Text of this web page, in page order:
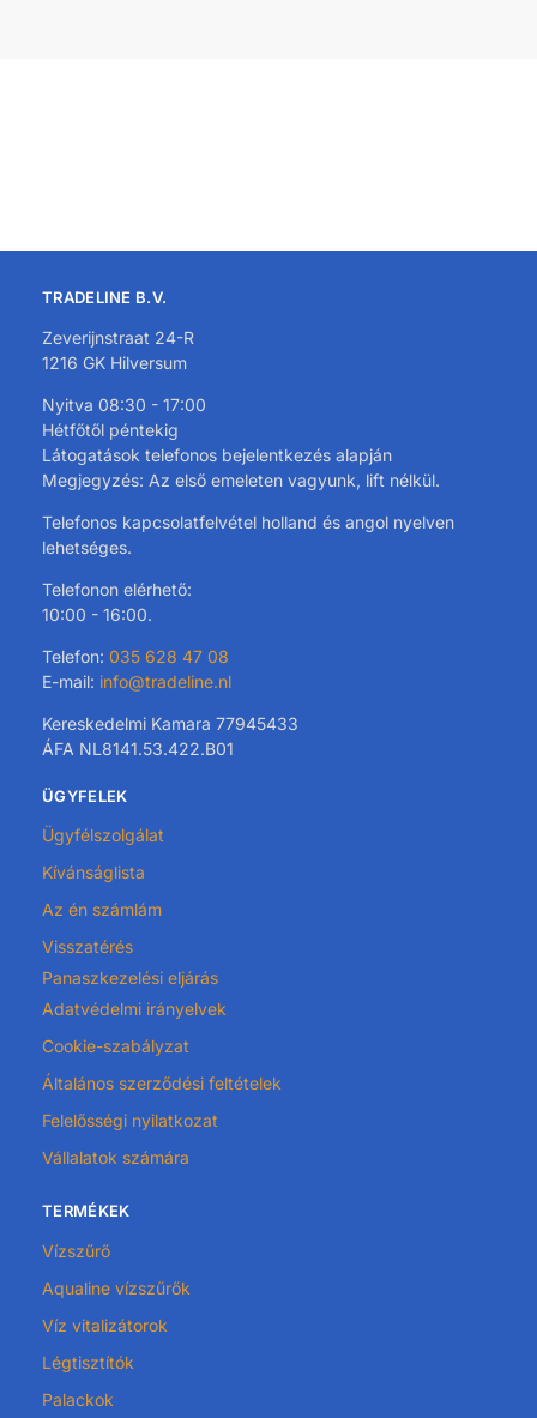
TRADELINE B.V.
Zeverijnstraat 24-R
1216 GK Hilversum
Nyitva 08:30 - 17:00
Hétfőtől péntekig
Látogatások telefonos bejelentkezés alapján
Megjegyzés: Az első emeleten vagyunk, lift nélkül.
Telefonos kapcsolatfelvétel holland és angol nyelven
lehetséges.
Telefonon elérhető:
10:00 - 16:00.
Telefon: 035 628 47 08
E-mail: info@tradeline.nl
Kereskedelmi Kamara 77945433
ÁFA NL8141.53.422.B01
ÜGYFELEK
Ügyfélszolgálat
Kívánságlista
Az én számlám
Visszatérés
Panaszkezelési eljárás
Adatvédelmi irányelvek
Cookie-szabályzat
Általános szerződési feltételek
Felelősségi nyilatkozat
Vállalatok számára
TERMÉKEK
Vízszűrő
Aqualine vízszűrők
Víz vitalizátorok
Légtisztítók
Palackok